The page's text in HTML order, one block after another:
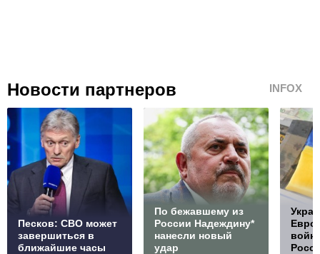
Новости партнеров INFOX
Песков: СВО может
завершиться в
ближайшие часы
По бежавшему из
России Надеждину*
нанесли новый
удар